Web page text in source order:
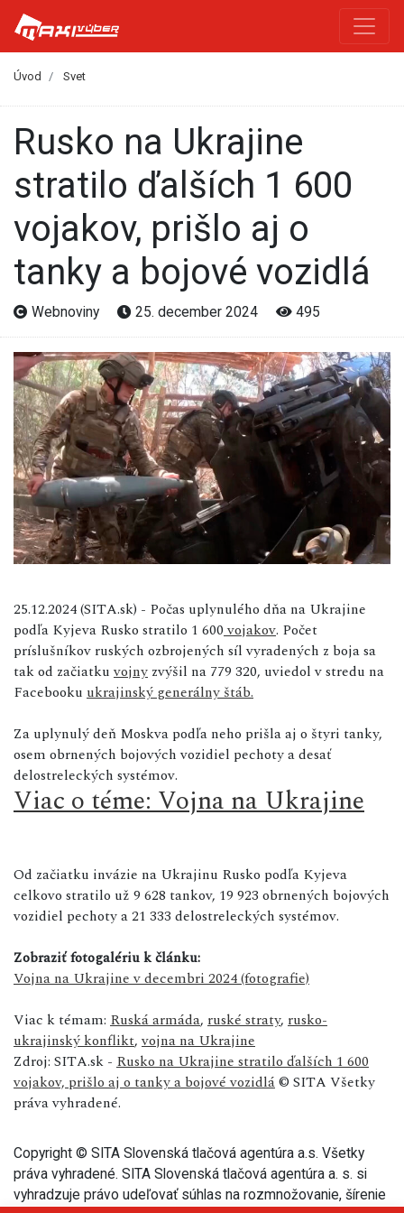
Úvod Svet
Rusko na Ukrajine
stratilo ďalších 1 600
vojakov, prišlo aj o
tanky a bojové vozidlá
Webnoviny 25. december 2024 495
25.12.2024 (SITA.sk) - Počas uplynulého dňa na Ukrajine
podľa Kyjeva Rusko stratilo 1 600vojakov. Počet
príslušníkov ruských ozbrojených síl vyradených z boja sa
tak od začiatkuvojny zvýšil na 779 320, uviedol v stredu na
Facebooku ukrajinský generálny štáb.
Za uplynulý deň Moskva podľa neho prišla aj o štyri tanky,
osem obrnených bojových vozidiel pechoty a desať
delostreleckých systémov.
Viac o téme: Vojna na Ukrajine
Od začiatku invázie na Ukrajinu Rusko podľa Kyjeva
celkovo stratilo už 9 628 tankov, 19 923 obrnených bojových
vozidiel pechoty a 21 333 delostreleckých systémov.
Zobraziť fotogalériu k článku:
Vojna na Ukrajine v decembri 2024 (fotografie)
Viac k témam: Ruská armáda, ruské straty, rusko-
ukrajinský konflikt,vojna na Ukrajine
Zdroj: SITA.sk - Rusko na Ukrajine stratilo ďalších 1 600
vojakov, prišlo aj o tanky a bojové vozidlá© SITA Všetky
práva vyhradené.
Copyright © SITA Slovenská tlačová agentúra a.s. Všetky
práva vyhradené. SITA Slovenská tlačová agentúra a. s. si
vyhradzuje právo udeľovať súhlas na rozmnožovanie, šírenie